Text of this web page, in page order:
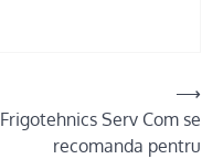
Frigotehnics Serv Com se
recomanda pentru
⟶